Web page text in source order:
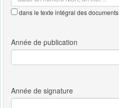
dans le texte intégral des documents